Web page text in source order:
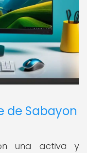
de Sabayon
una activa y